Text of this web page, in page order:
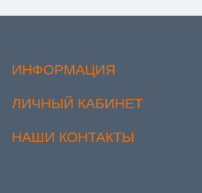
ИНФОРМАЦИЯ
ЛИЧНЫЙ КАБИНЕТ
НАШИ КОНТАКТЫ